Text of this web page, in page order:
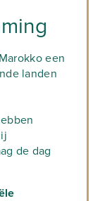
een
landen
de dag